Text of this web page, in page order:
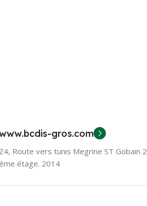
gros.com
Z4, Route vers tunis Megrine ST Gobain 2
étage. 2014